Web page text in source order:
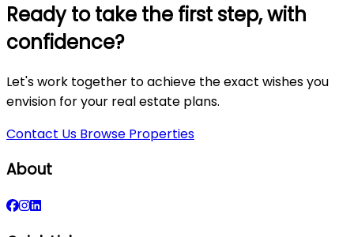
Ready to take the first step, with
confidence?
Let's work together to achieve the exact wishes you
envision for your real estate plans.
Contact Us Browse Properties
About